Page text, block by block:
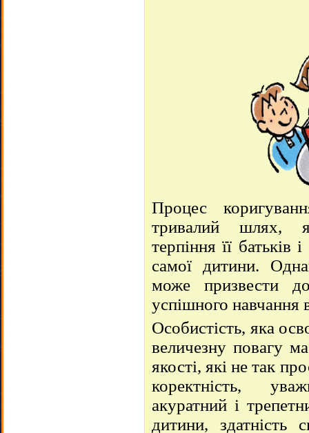
Процес
тривалий шлях,
терпіння її батьків
самої дитини.
може призвести
успішного навчання
Особистість, яка
величезну повагу
якості, які не так
коректність,
акуратний і
дитини, здатність